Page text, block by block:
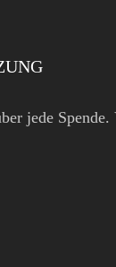
jede